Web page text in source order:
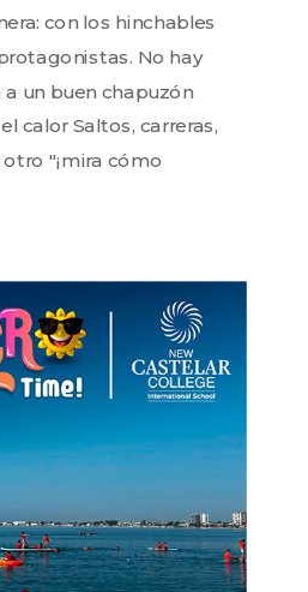
con los hinchables
No hay
un buen chapuzón
calor Saltos, carreras,
"¡mira cómo